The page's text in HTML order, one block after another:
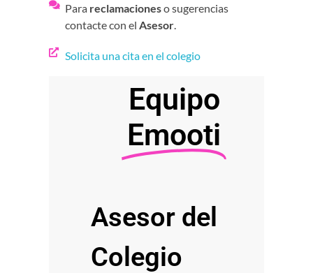
Para reclamacioneso sugerencias
contacte con el Asesor.
Solicita una cita en el colegio
Equipo
Emooti
Asesor del
Colegio